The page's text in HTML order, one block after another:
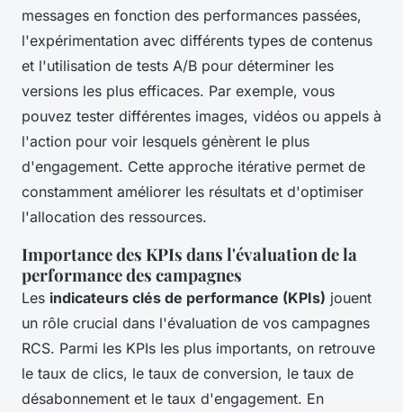
messages en fonction des performances passées,
l'expérimentation avec différents types de contenus
et l'utilisation de tests A/B pour déterminer les
versions les plus efficaces. Par exemple, vous
pouvez tester différentes images, vidéos ou appels à
l'action pour voir lesquels génèrent le plus
d'engagement. Cette approche itérative permet de
constamment améliorer les résultats et d'optimiser
l'allocation des ressources.
Importance des KPIs dans l'évaluation de la
performance des campagnes
Les indicateurs clés de performance (KPIs) jouent
un rôle crucial dans l'évaluation de vos campagnes
RCS. Parmi les KPIs les plus importants, on retrouve
le taux de clics, le taux de conversion, le taux de
désabonnement et le taux d'engagement. En